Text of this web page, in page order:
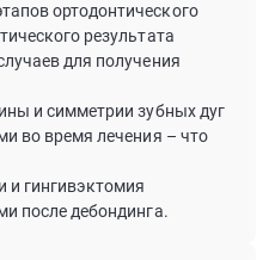
ортодонтического
результата
для получения
и симметрии зубных дуг
во время лечения – что
и гингивэктомия
после дебондинга.